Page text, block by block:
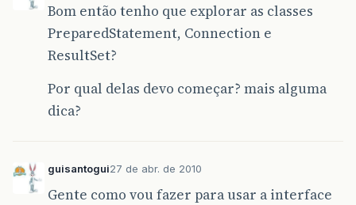
Bom então tenho que explorar as classes
PreparedStatement, Connection e
ResultSet?
Por qual delas devo começar? mais alguma
dica?
guisantogui27 de abr. de 2010
Gente como vou fazer para usar a interface